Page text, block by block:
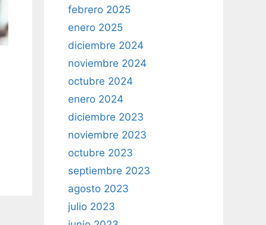
febrero 2025
enero 2025
diciembre 2024
noviembre 2024
octubre 2024
enero 2024
diciembre 2023
noviembre 2023
octubre 2023
septiembre 2023
agosto 2023
julio 2023